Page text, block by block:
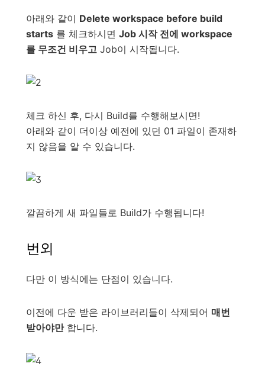
아래와 같이 Delete workspace before build
starts 를 체크하시면 Job 시작 전에 workspace
를 무조건 비우고 Job이 시작됩니다.
체크 하신 후, 다시 Build를 수행해보시면!
아래와 같이 더이상 예전에 있던 01 파일이 존재하
지 않음을 알 수 있습니다.
깔끔하게 새 파일들로 Build가 수행됩니다!
번외
다만 이 방식에는 단점이 있습니다.
이전에 다운 받은 라이브러리들이 삭제되어 매번
받아야만합니다.